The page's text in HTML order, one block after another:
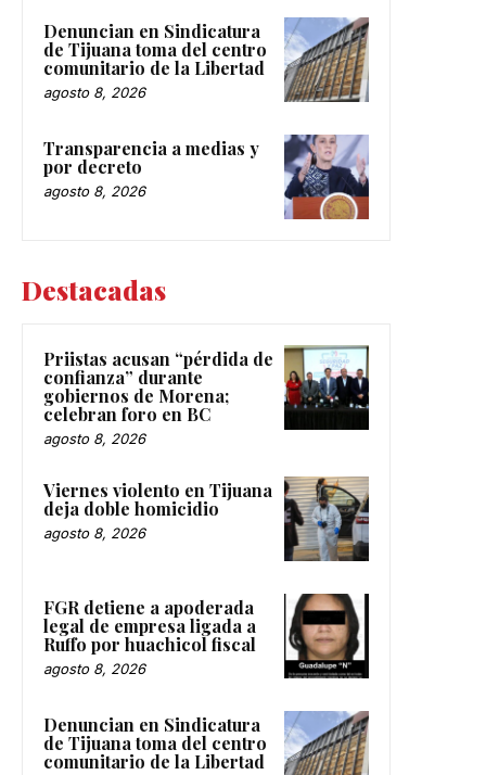
Denuncian en Sindicatura
de Tijuana toma del centro
comunitario de la Libertad
agosto 8, 2026
Transparencia a medias y
por decreto
agosto 8, 2026
Destacadas
Priistas acusan “pérdida de
confianza” durante
gobiernos de Morena;
celebran foro en BC
agosto 8, 2026
Viernes violento en Tijuana
deja doble homicidio
agosto 8, 2026
FGR detiene a apoderada
legal de empresa ligada a
Ruffo por huachicol fiscal
agosto 8, 2026
Denuncian en Sindicatura
de Tijuana toma del centro
comunitario de la Libertad